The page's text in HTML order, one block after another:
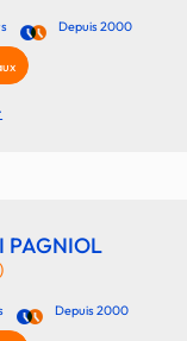
Depuis 2000
PAGNIOL
Depuis 2000